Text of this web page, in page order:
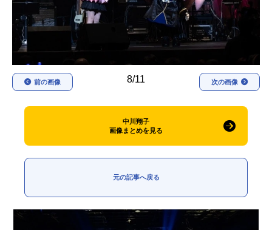
今期アニメ曜日別一覧
春アニメ 夏アニメ
秋アニメ 冬アニメ
男性声優/女性声優一覧
FOLLOW US
8/11
前の画像 次の画像
中川翔子
画像まとめを見る
元の記事へ戻る